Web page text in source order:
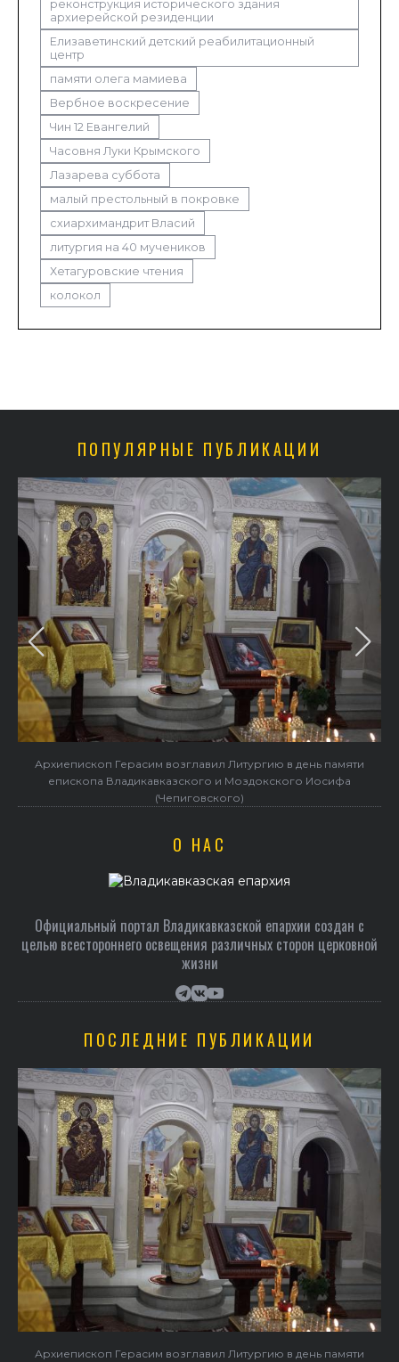
реконструкция исторического здания
архиерейской резиденции
Елизаветинский детский реабилитационный
центр
памяти олега мамиева
Вербное воскресение
Чин 12 Евангелий
Часовня Луки Крымского
Лазарева суббота
малый престольный в покровке
схиархимандрит Власий
литургия на 40 мучеников
Хетагуровские чтения
колокол
ПОПУЛЯРНЫЕ ПУБЛИКАЦИИ
Архиепископ Герасим возглавил Литургию в день памяти
епископа Владикавказского и Моздокского Иосифа
(Чепиговского)
О НАС
Официальный портал Владикавказской епархии создан c
целью всестороннего освещения различных сторон церковной
жизни
ПОСЛЕДНИЕ ПУБЛИКАЦИИ
Архиепископ Герасим возглавил Литургию в день памяти